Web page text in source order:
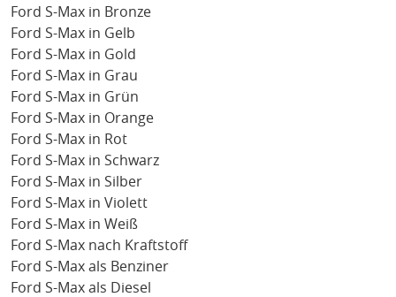
Ford S-Max in Bronze
Ford S-Max in Gelb
Ford S-Max in Gold
Ford S-Max in Grau
Ford S-Max in Grün
Ford S-Max in Orange
Ford S-Max in Rot
Ford S-Max in Schwarz
Ford S-Max in Silber
Ford S-Max in Violett
Ford S-Max in Weiß
Ford S-Max nach Kraftstoff
Ford S-Max als Benziner
Ford S-Max als Diesel